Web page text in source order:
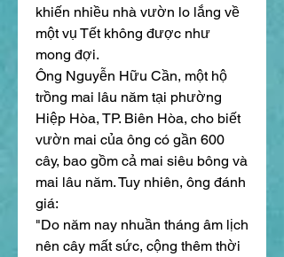
khiến nhiều nhà vườn lo lắng về
một vụ Tết không được như
mong đợi.
Ông Nguyễn Hữu Cần, một hộ
trồng mai lâu năm tại phường
Hiệp Hòa, TP. Biên Hòa, cho biết
vườn mai của ông có gần 600
cây, bao gồm cả mai siêu bông và
mai lâu năm. Tuy nhiên, ông đánh
giá:
"Do năm nay nhuần tháng âm lịch
nên cây mất sức, cộng thêm thời